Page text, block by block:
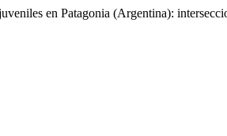
en Patagonia (Argentina):